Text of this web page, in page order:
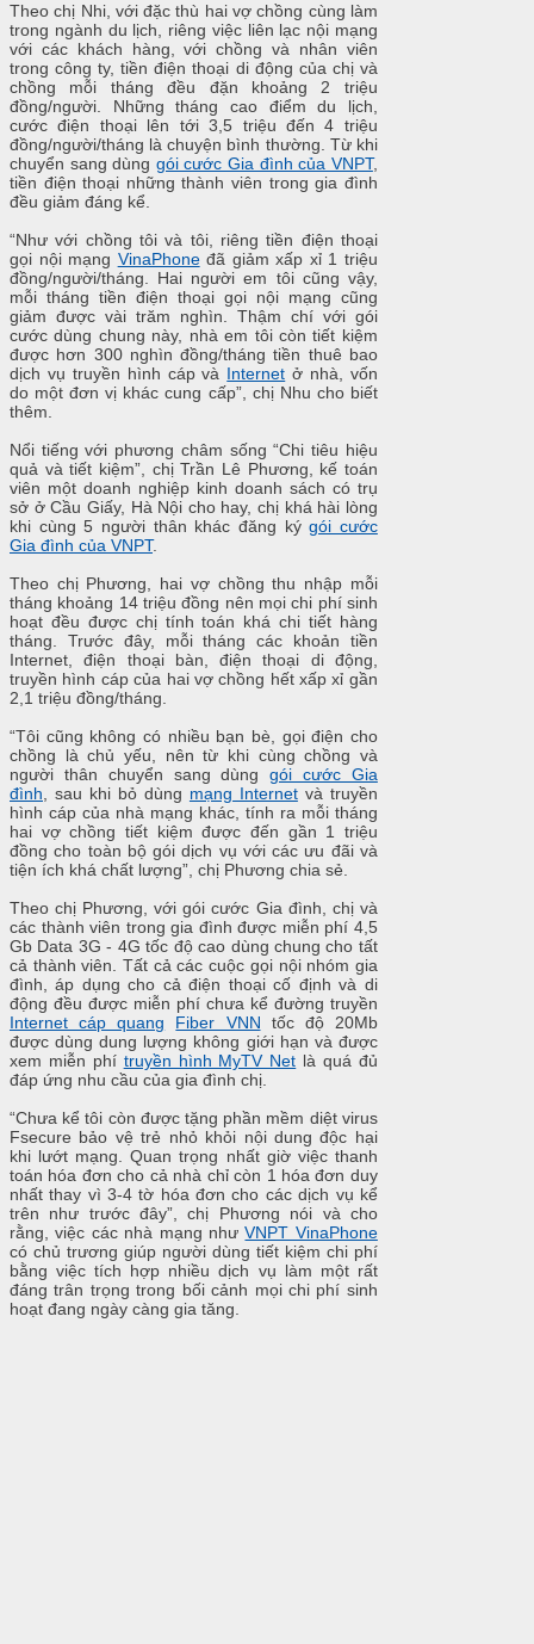
Theo chị Nhi, với đặc thù hai vợ chồng cùng làm
trong ngành du lịch, riêng việc liên lạc nội mạng
với các khách hàng, với chồng và nhân viên
trong công ty, tiền điện thoại di động của chị và
chồng mỗi tháng đều đặn khoảng 2 triệu
đồng/người. Những tháng cao điểm du lịch,
cước điện thoại lên tới 3,5 triệu đến 4 triệu
đồng/người/tháng là chuyện bình thường. Từ khi
chuyển sang dùng gói cước Gia đình của VNPT,
tiền điện thoại những thành viên trong gia đình
đều giảm đáng kể.
“Như với chồng tôi và tôi, riêng tiền điện thoại
gọi nội mạng VinaPhoneđã giảm xấp xỉ 1 triệu
đồng/người/tháng. Hai người em tôi cũng vậy,
mỗi tháng tiền điện thoại gọi nội mạng cũng
giảm được vài trăm nghìn. Thậm chí với gói
cước dùng chung này, nhà em tôi còn tiết kiệm
được hơn 300 nghìn đồng/tháng tiền thuê bao
dịch vụ truyền hình cáp và Internet ở nhà, vốn
do một đơn vị khác cung cấp”, chị Nhu cho biết
thêm.
Nổi tiếng với phương châm sống “Chi tiêu hiệu
quả và tiết kiệm”, chị Trần Lê Phương, kế toán
viên một doanh nghiệp kinh doanh sách có trụ
sở ở Cầu Giấy, Hà Nội cho hay, chị khá hài lòng
khi cùng 5 người thân khác đăng kýgói cước
Gia đình của VNPT.
Theo chị Phương, hai vợ chồng thu nhập mỗi
tháng khoảng 14 triệu đồng nên mọi chi phí sinh
hoạt đều được chị tính toán khá chi tiết hàng
tháng. Trước đây, mỗi tháng các khoản tiền
Internet, điện thoại bàn, điện thoại di động,
truyền hình cáp của hai vợ chồng hết xấp xỉ gần
2,1 triệu đồng/tháng.
“Tôi cũng không có nhiều bạn bè, gọi điện cho
chồng là chủ yếu, nên từ khi cùng chồng và
người thân chuyển sang dùnggói cước Gia
đình , sau khi bỏ dùng mạng Internetvà truyền
hình cáp của nhà mạng khác, tính ra mỗi tháng
hai vợ chồng tiết kiệm được đến gần 1 triệu
đồng cho toàn bộ gói dịch vụ với các ưu đãi và
tiện ích khá chất lượng”, chị Phương chia sẻ.
Theo chị Phương, với gói cước Gia đình, chị và
các thành viên trong gia đình được miễn phí 4,5
Gb Data 3G - 4G tốc độ cao dùng chung cho tất
cả thành viên. Tất cả các cuộc gọi nội nhóm gia
đình, áp dụng cho cả điện thoại cố định và di
động đều được miễn phí chưa kể đường truyền
Internet cáp quang
Fiber VNN tốc độ 20Mb
được dùng dung lượng không giới hạn và được
xem miễn phí truyền hình MyTV Net là quá đủ
đáp ứng nhu cầu của gia đình chị.
“Chưa kể tôi còn được tặng phần mềm diệt virus
Fsecure bảo vệ trẻ nhỏ khỏi nội dung độc hại
khi lướt mạng. Quan trọng nhất giờ việc thanh
toán hóa đơn cho cả nhà chỉ còn 1 hóa đơn duy
nhất thay vì 3-4 tờ hóa đơn cho các dịch vụ kể
trên như trước đây”, chị Phương nói và cho
rằng, việc các nhà mạng nhưVNPT VinaPhone
có chủ trương giúp người dùng tiết kiệm chi phí
bằng việc tích hợp nhiều dịch vụ làm một rất
đáng trân trọng trong bối cảnh mọi chi phí sinh
hoạt đang ngày càng gia tăng.